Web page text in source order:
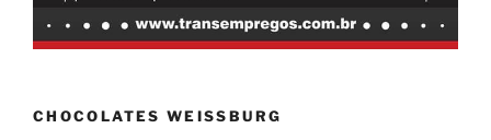
CHOCOLATES WEISSBURG